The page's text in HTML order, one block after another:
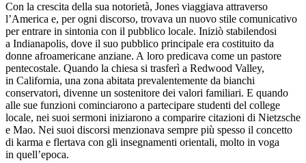
Con la crescita della sua notorietà, Jones viaggiava attraverso
l’America e, per ogni discorso, trovava un nuovo stile comunicativo
per entrare in sintonia con il pubblico locale. Iniziò stabilendosi
a Indianapolis, dove il suo pubblico principale era costituito da
donne afroamericane anziane. A loro predicava come un pastore
pentecostale. Quando la chiesa si trasferì a Redwood Valley,
in California, una zona abitata prevalentemente da bianchi
conservatori, divenne un sostenitore dei valori familiari. E quando
alle sue funzioni cominciarono a partecipare studenti del college
locale, nei suoi sermoni iniziarono a comparire citazioni di Nietzsche
e Mao. Nei suoi discorsi menzionava sempre più spesso il concetto
di karma e flertava con gli insegnamenti orientali, molto in voga
in quell’epoca.